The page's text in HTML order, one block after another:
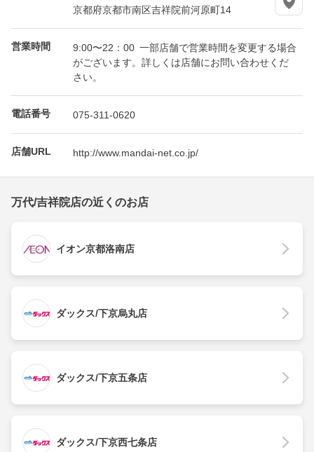
京都府京都市南区吉祥院前河原町14
営業時間
9:00〜22：00 一部店舗で営業時間を変更する場合
がございます。詳しくは店舗にお問い合わせくだ
さい。
電話番号 075-311-0620
店舗URL http://www.mandai-net.co.jp/
万代/吉祥院店の近くのお店
イオン京都洛南店
ダックス/下京烏丸店
ダックス/下京五条店
ダックス/下京西七条店